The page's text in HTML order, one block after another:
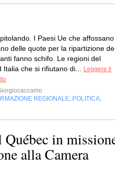
I Paesi Ue che affossano
delle quote per la ripartizione
fanno schifo. Le regioni del
Italia che si rifiutano di...
Leggere il
REGIONALE POLITICA
in
alla Camera